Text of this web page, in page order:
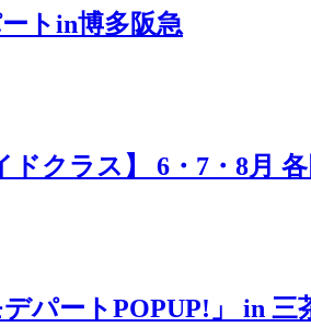
トin博多阪急
クラス】 6・7・8月 各
ートPOPUP!」 in 三